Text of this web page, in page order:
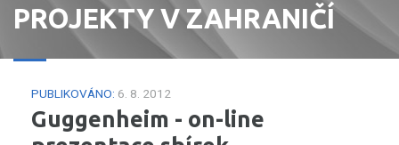
PROJEKTY V ZAHRANIČÍ
PUBLIKOVÁNO: 6. 8. 2012
Guggenheim - on-line